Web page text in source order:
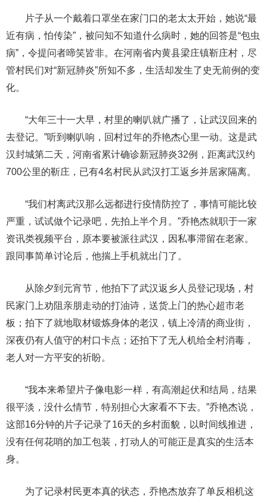
片子从一个戴着口罩坐在家门口的老太太开始，她说“最
近有病，怕传染”，被问知不知道什么病时，她的回答是“包虫
病”，令提问者啼笑皆非。在河南省内黄县梁庄镇靳庄村，尽
管村民们对“新冠肺炎”所知不多，生活却发生了史无前例的变
化。
“大年三十一大早，村里的喇叭就广播了，让武汉回来的
去登记。”听到喇叭响，回村过年的乔艳杰心里一动。这是武
汉封城第二天，河南省累计确诊新冠肺炎32例，距离武汉约
700公里的靳庄，已有4名村民从武汉打工返乡并居家隔离。
“我们村离武汉那么远都进行疫情防控了，事情可能比较
严重，试试做个记录吧，先拍上半个月。”乔艳杰就职于一家
资讯类视频平台，原本要被派往武汉，因私事滞留在老家。
跟同事简单讨论后，他揣上手机就出门了。
从除夕到元宵节，他拍下了武汉返乡人员登记现场，村
民家门上劝阻亲朋走动的打油诗，送货上门的热心超市老
板；拍下了就地取材锻炼身体的老汉，镇上冷清的商业街，
深夜仍有人值守的村口卡点；还拍下了无人机给全村消毒，
老人对一方平安的祈盼。
“我本来希望片子像电影一样，有高潮起伏和结局，结果
很平淡，没什么情节，特别担心大家看不下去。”乔艳杰说，
这部16分钟的片子记录了16天的乡村面貌，以时间线推进，
没有任何花哨的加工包装，打动人的可能正是真实的生活本
身。
为了记录村民更本真的状态，乔艳杰放弃了单反相机这